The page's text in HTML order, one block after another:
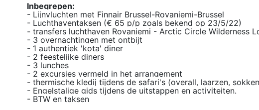
Inbegrepen:
- Lijnvluchten met Finnair Brussel-Rovaniemi-Brussel
- Luchthaventaksen (€ 65 p/p zoals bekend op 23/5/22)
- transfers luchthaven Rovaniemi - Arctic Circle Wilderness
- 3 overnachtingen met ontbijt
- 1 authentiek 'kota' diner
- 2 feestelijke diners
- 3 lunches
- 2 excursies vermeld in het arrangement
- thermische kledij tijdens de safari's (overall, laarzen,
- Engelstalige gids tijdens de uitstappen en activiteiten.
- BTW en taksen